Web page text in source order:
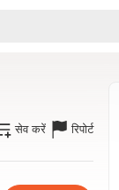
सेव करें रिपोर्ट